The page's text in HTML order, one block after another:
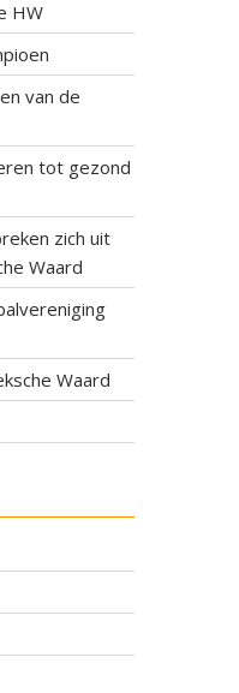
HW
van de
tot gezond
zich uit
Waard
Waard